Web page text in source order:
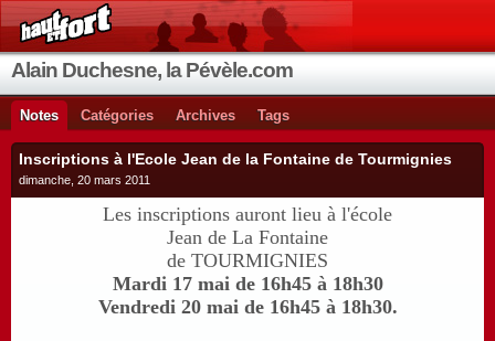
Alain Duchesne, la Pévèle.com
Notes Catégories Archives Tags
Inscriptions à l'Ecole Jean de la Fontaine de Tourmignies
dimanche, 20 mars 2011
Les inscriptions auront lieu à l'école
Jean de La Fontaine
de TOURMIGNIES
Mardi 17 mai de 16h45 à 18h30
Vendredi 20 mai de 16h45 à 18h30.